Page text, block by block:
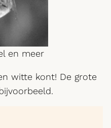
en meer
witte kont! De grote